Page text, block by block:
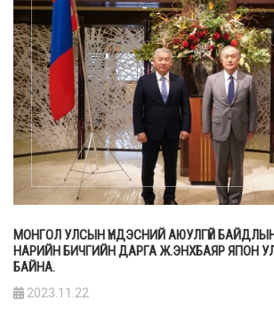
МОНГОЛ УЛСЫН ҮНДЭСНИЙ АЮУЛГҮЙ
НАРИЙН БИЧГИЙН ДАРГА Ж.ЭНХБАЯР ЯПОН
БАЙНА.
2023.11.22